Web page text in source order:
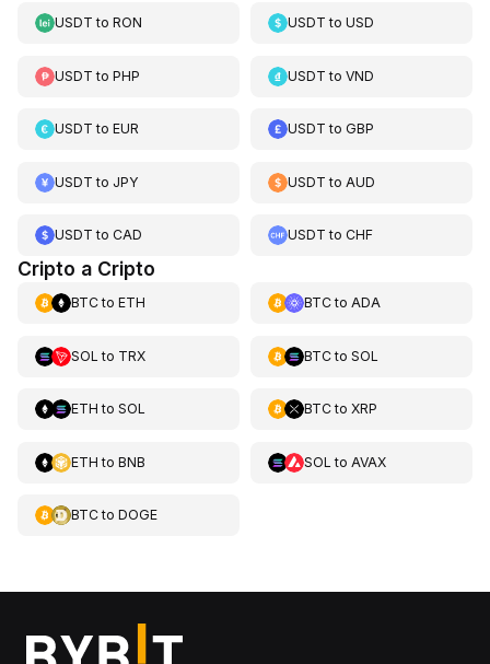
USDT to RON USDT toUSD
USDT to PHP USDT toVND
USDT to EUR USDT toGBP
USDT to JPY USDT to AUD
USDT to CAD USDT toCHF
Cripto a Cripto
BTCto ETH BTCto ADA
SOL to TRX BTCto SOL
ETH to SOL BTCto XRP
ETH to BNB SOL to AVAX
BTCto DOGE